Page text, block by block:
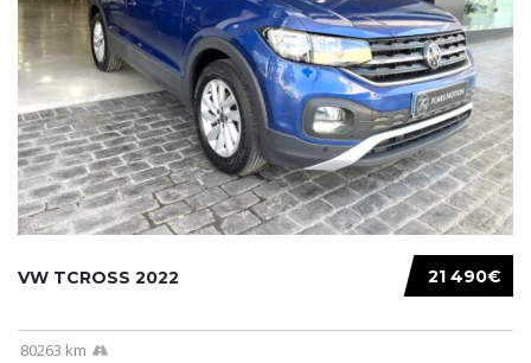
21 490€
VW TCROSS 2022
80263 km